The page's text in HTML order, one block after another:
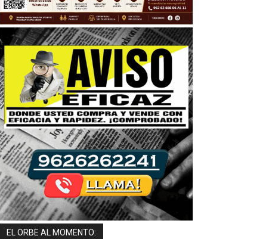
EL ORBE AL MOMENTO: